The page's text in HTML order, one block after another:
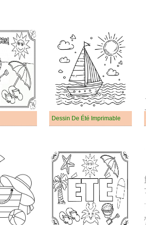
Dessin De Été Imprimable